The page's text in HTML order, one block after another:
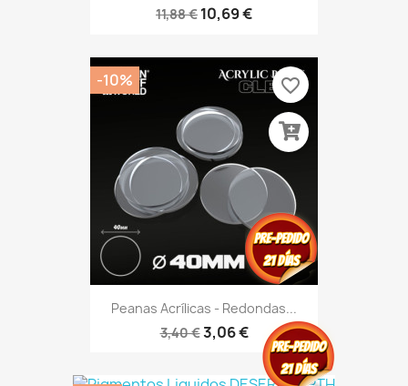
11,88 € 10,69 €
Peanas Acrílicas - Redondas...
3,40 €3,06 €
-10% favorite_border